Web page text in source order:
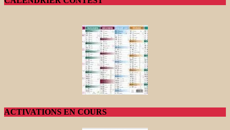
ACTIVATIONS EN COURS